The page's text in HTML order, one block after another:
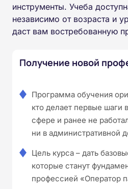
инструменты. Учеба
независимо от возраста и
даст вам востребованную
Получение новой
Программа обучения
кто делает первые шаги
сфере и ранее не
ни в административной
Цель курса – дать
которые станут
профессией «Оператор